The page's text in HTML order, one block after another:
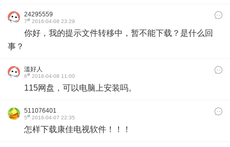
24295559
7# 2016-04-08 23:29
你好，我的提示文件转移中，暂不能下载？是什么回
事？
滥好人
6# 2016-04-08 11:00
115网盘，可以电脑上安装吗。
511076401
5# 2016-04-07 22:35
怎样下载康佳电视软件！！！